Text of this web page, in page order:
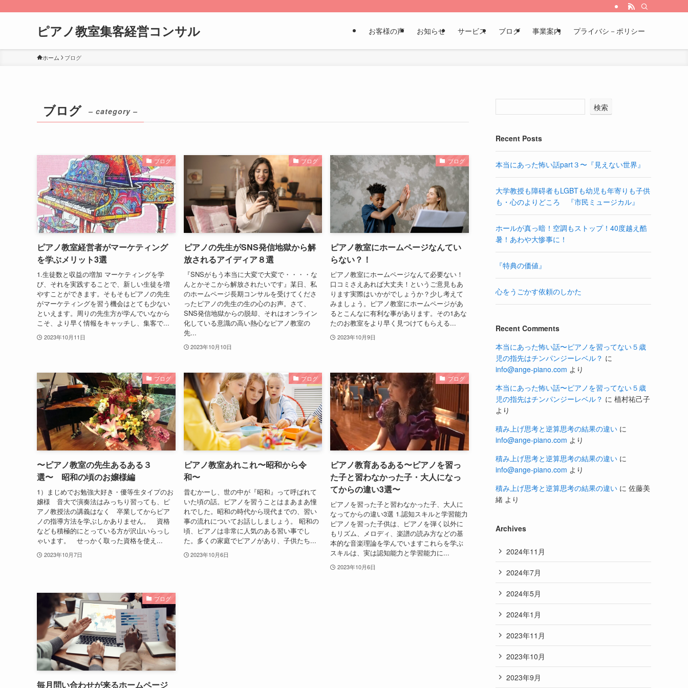
ピアノ教室集客経営コンサル お客様の声 お知らせ サービス ブログ 事業案内 プライバシ－ポリシー
ホーム ブログ
ブログ – category –
ブログ
ピアノ教室経営者がマーケティング
を学ぶメリット3選
1.生徒数と収益の増加 マーケティングを学
び、それを実践することで、新しい生徒を増
やすことができます。そもそもピアノの先生
がマーケティングを習う機会はとても少ない
といえます。周りの先生方が学んでいなから
こそ、より早く情報をキャッチし、集客で...
2023年10月11日
ブログ
ピアノの先生がSNS発信地獄から解
放されるアイディア８選
『SNSがもう本当に大変で大変で・・・・な
んとかそこから解放されたいです』某日、私
のホームページ長期コンサルを受けてくださ
ったピアノの先生の生の心のお声。さて、
SNS発信地獄からの脱却、それはオンライン
化している意識の高い熱心なピアノ教室の
先...
2023年10月10日
ブログ
ピアノ教室にホームページなんてい
らない？！
ピアノ教室にホームページなんて必要ない！
口コミさえあれば大丈夫！というご意見もあ
ります実際はいかがでしょうか？少し考えて
みましょう。ピアノ教室にホームページがあ
るとこんなに有利な事があります。その1あな
たのお教室をより早く見つけてもらえる...
2023年10月9日
ブログ
〜ピアノ教室の先生あるある３
選〜 昭和の頃のお嬢様編
1）まじめでお勉強大好き・優等生タイプのお
嬢様 音大で演奏法はみっちり習っても、ピ
アノ教授法の講義はなく 卒業してからピア
ノの指導方法を学ぶしかありません。 資格
なども積極的にとっている方が沢山いらっし
ゃいます。 せっかく取った資格を使え...
2023年10月7日
ブログ
ピアノ教室あれこれ〜昭和から令
和〜
昔むかーし、世の中が『昭和』って呼ばれて
いた頃の話。ピアノを習うことはまあまあ憧
れでした。昭和の時代から現代までの、習い
事の流れについてお話ししましょう。 昭和の
頃、ピアノは非常に人気のある習い事でし
た。多くの家庭でピアノがあり、子供たち...
2023年10月6日
ブログ
ピアノ教育あるある〜ピアノを習っ
た子と習わなかった子・大人になっ
てからの違い3選〜
ピアノを習った子と習わなかった子、大人に
なってからの違い3選 1.認知スキルと学習能力
ピアノを習った子供は、ピアノを弾く以外に
もリズム、メロディ、楽譜の読み方などの基
本的な音楽理論を学んでいますこれらを学ぶ
スキルは、実は認知能力と学習能力に...
2023年10月6日
ブログ
毎月問い合わせが来るホームページ
検索
Recent Posts
本当にあった怖い話part３〜『見えない世界』
大学教授も障碍者もLGBTも幼児も年寄りも子供
も・心のよりどころ 『市民ミュージカル』
ホールが真っ暗！空調もストップ！40度越え酷
暑！あわや大惨事に！
『特典の価値』
心をうごかす依頼のしかた
Recent Comments
本当にあった怖い話〜ピアノを習ってない５歳
児の指先はチンパンジーレベル？ に
info@ange-piano.com より
本当にあった怖い話〜ピアノを習ってない５歳
児の指先はチンパンジーレベル？ に 植村祐己子
より
積み上げ思考と逆算思考の結果の違い に
info@ange-piano.com より
積み上げ思考と逆算思考の結果の違い に
info@ange-piano.com より
積み上げ思考と逆算思考の結果の違い に 佐藤美
緒 より
Archives
2024年11月
2024年7月
2024年5月
2024年1月
2023年11月
2023年10月
2023年9月